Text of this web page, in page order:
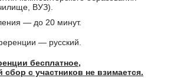
ВУЗ).
— до 20 минут.
— русский.
бесплатное,
сбор с участников не взимается.